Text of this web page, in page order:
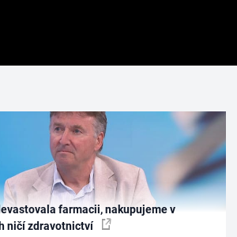
farmacii, nakupujeme v
ničí zdravotnictví